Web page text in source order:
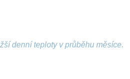
denní teploty v průběhu měsíce.